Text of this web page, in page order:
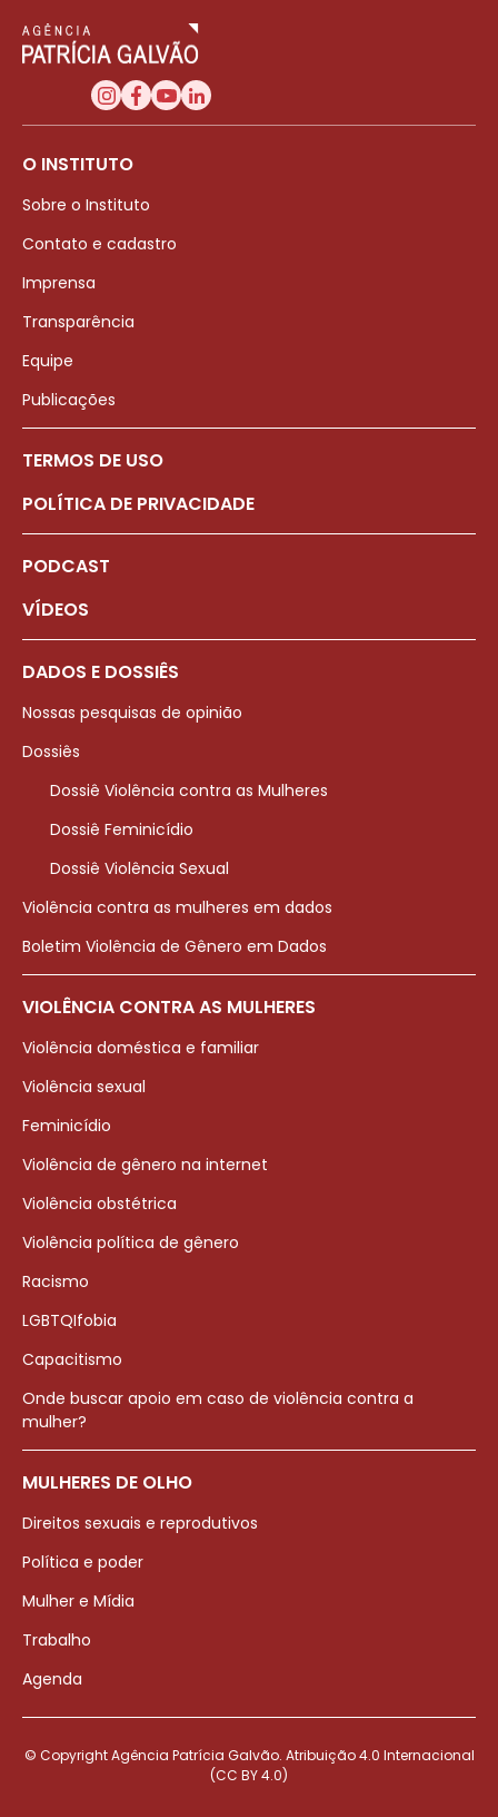
O INSTITUTO
Sobre o Instituto
Contato e cadastro
Imprensa
Transparência
Equipe
Publicações
TERMOS DE USO
POLÍTICA DE PRIVACIDADE
PODCAST
VÍDEOS
DADOS E DOSSIÊS
Nossas pesquisas de opinião
Dossiês
Dossiê Violência contra as Mulheres
Dossiê Feminicídio
Dossiê Violência Sexual
Violência contra as mulheres em dados
Boletim Violência de Gênero em Dados
VIOLÊNCIA CONTRA AS MULHERES
Violência doméstica e familiar
Violência sexual
Feminicídio
Violência de gênero na internet
Violência obstétrica
Violência política de gênero
Racismo
LGBTQIfobia
Capacitismo
Onde buscar apoio em caso de violência contra a
mulher?
MULHERES DE OLHO
Direitos sexuais e reprodutivos
Política e poder
Mulher e Mídia
Trabalho
Agenda
© Copyright Agência Patrícia Galvão. Atribuição 4.0 Internacional
(CC BY 4.0)